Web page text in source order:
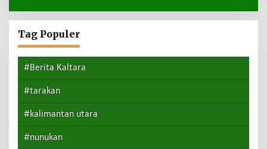
Tag Populer
#Berita Kaltara
#tarakan
#kalimantan utara
#nunukan